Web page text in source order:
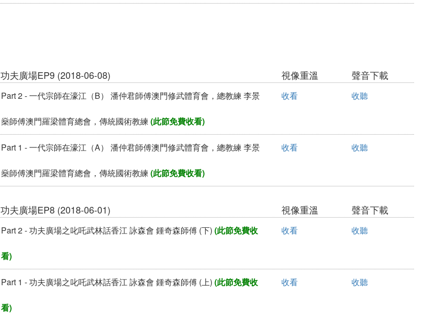
功夫廣場EP9 (2018-06-08) 視像重溫 聲音下載
Part 2 - 一代宗師在濠江（B） 潘仲君師傅澳門修武體育會，總教練 李景
燊師傅澳門羅梁體育總會，傳統國術教練 (此節免費收看)
收看 收聽
Part 1 - 一代宗師在濠江（A） 潘仲君師傅澳門修武體育會，總教練 李景
燊師傅澳門羅梁體育總會，傳統國術教練 (此節免費收看)
收看 收聽
功夫廣場EP8 (2018-06-01) 視像重溫 聲音下載
Part 2 - 功夫廣場之叱吒武林話香江 詠森會 鍾奇森師傅 (下) (此節免費收
看)
收看 收聽
Part 1 - 功夫廣場之叱吒武林話香江 詠森會 鍾奇森師傅 (上) (此節免費收
看)
收看 收聽